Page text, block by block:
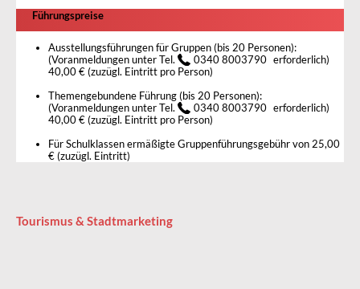
Führungspreise
Ausstellungsführungen für Gruppen (bis 20 Personen):
(Voranmeldungen unter Tel.
0340 8003790 erforderlich)
40,00 € (zuzügl. Eintritt pro Person)
Themengebundene Führung (bis 20 Personen):
(Voranmeldungen unter Tel.
0340 8003790 erforderlich)
40,00 € (zuzügl. Eintritt pro Person)
Für Schulklassen ermäßigte Gruppenführungsgebühr von 25,00
€ (zuzügl. Eintritt)
Tourismus & Stadtmarketing